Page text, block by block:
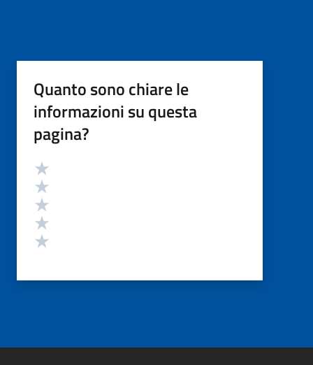
Quanto sono chiare le
informazioni su questa
pagina?
Valutazione